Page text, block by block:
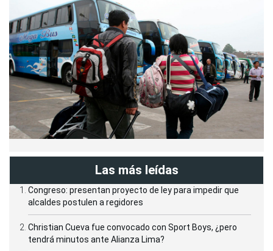
Las más leídas
Congreso: presentan proyecto de ley para impedir que
alcaldes postulen a regidores
Christian Cueva fue convocado con Sport Boys, ¿pero
tendrá minutos ante Alianza Lima?